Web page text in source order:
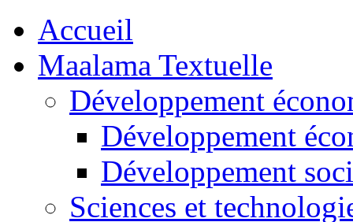
Accueil
Maalama Textuelle
Développement
Développement
Développement
Sciences et